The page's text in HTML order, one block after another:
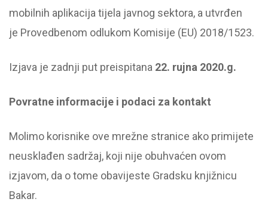
mobilnih aplikacija tijela javnog sektora, a utvrđen
je Provedbenom odlukom Komisije (EU) 2018/1523.
Izjava je zadnji put preispitana 22. rujna 2020.g.
Povratne informacije i podaci za kontakt
Molimo korisnike ove mrežne stranice ako primijete
neusklađen sadržaj, koji nije obuhvaćen ovom
izjavom, da o tome obavijeste Gradsku knjižnicu
Bakar.